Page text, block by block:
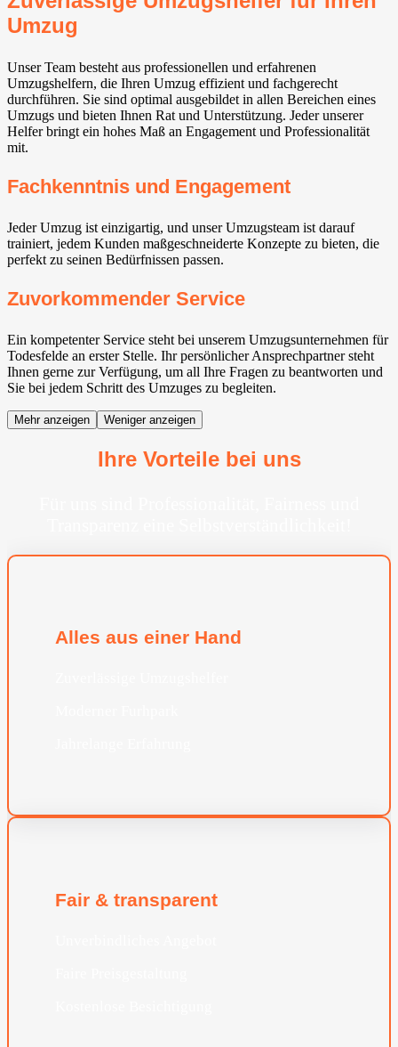
Umzug
Unser Team besteht aus professionellen und erfahrenen
Umzugshelfern, die Ihren Umzug effizient und fachgerecht
durchführen. Sie sind optimal ausgebildet in allen Bereichen eines
Umzugs und bieten Ihnen Rat und Unterstützung. Jeder unserer
Helfer bringt ein hohes Maß an Engagement und Professionalität
mit.
Fachkenntnis und Engagement
Jeder Umzug ist einzigartig, und unser Umzugsteam ist darauf
trainiert, jedem Kunden maßgeschneiderte Konzepte zu bieten, die
perfekt zu seinen Bedürfnissen passen.
Zuvorkommender Service
Ein kompetenter Service steht bei unserem Umzugsunternehmen für
Todesfelde an erster Stelle. Ihr persönlicher Ansprechpartner steht
Ihnen gerne zur Verfügung, um all Ihre Fragen zu beantworten und
Sie bei jedem Schritt des Umzuges zu begleiten.
Mehr anzeigen Weniger anzeigen
Ihre Vorteile bei uns
Alles aus einer Hand
Fair & transparent